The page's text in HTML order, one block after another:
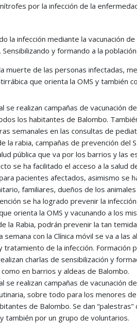
por la infección de la
la infección mediante la vacunación
Sensibilizando y formando a la
muerte de las personas infectadas,
que orienta la OMS y también
se realizan campañas de vacunación
los habitantes de Balombo.
semanales en las consultas de
la rabia, campañas de prevención del
pública que va por los barrios y las
se ha facilitado el acceso a la salud
pacientes afectados, asimismo se
familiares, dueños de los
se ha logrado prevenir la
orienta la OMS y vacunando a los
la Rabia, podrán prevenir la tan
semana con la Clínica móvil se va a
tratamiento de la infección. Formación
charlas de sensibilización y
en barrios y aldeas de Balombo.
se realizan campañas de vacunación
sobre todo para los menores
de Balombo. Se dan
también por un grupo de voluntarios.